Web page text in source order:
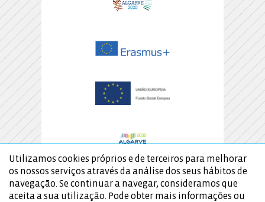
Utilizamos cookies próprios e de terceiros para melhorar
os nossos serviços através da análise dos seus hábitos de
navegação. Se continuar a navegar, consideramos que
aceita a sua utilização. Pode obter mais informações ou